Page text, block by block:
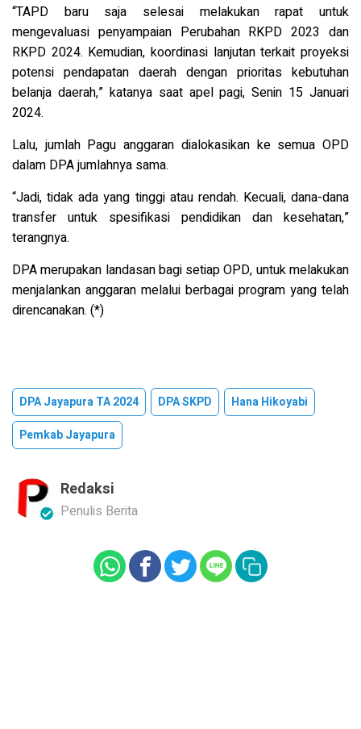
“TAPD baru saja selesai melakukan rapat untuk
mengevaluasi penyampaian Perubahan RKPD 2023 dan
RKPD 2024. Kemudian, koordinasi lanjutan terkait proyeksi
potensi pendapatan daerah dengan prioritas kebutuhan
belanja daerah,” katanya saat apel pagi, Senin 15 Januari
2024.
Lalu, jumlah Pagu anggaran dialokasikan ke semua OPD
dalam DPA jumlahnya sama.
“Jadi, tidak ada yang tinggi atau rendah. Kecuali, dana-dana
transfer untuk spesifikasi pendidikan dan kesehatan,”
terangnya.
DPA merupakan landasan bagi setiap OPD, untuk melakukan
menjalankan anggaran melalui berbagai program yang telah
direncanakan. (*)
DPA Jayapura TA 2024 DPA SKPD
Hana Hikoyabi
Pemkab Jayapura
Redaksi
Penulis Berita